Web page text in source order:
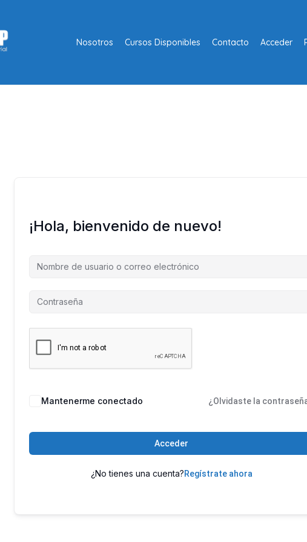
Nosotros Cursos Disponibles Contacto Acceder
¡Hola, bienvenido de nuevo!
Mantenerme conectado ¿Olvidaste la
Acceder
¿No tienes una cuenta?Regístrate ahora